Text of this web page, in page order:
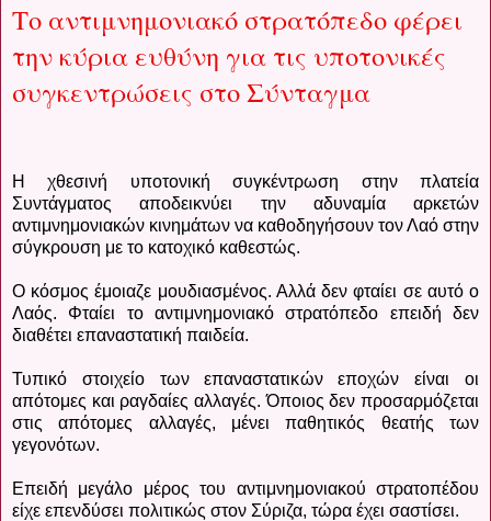
Το αντιμνημονιακό στρατόπεδο φέρει
την κύρια ευθύνη για τις υποτονικές
συγκεντρώσεις στο Σύνταγμα
Η χθεσινή υποτονική συγκέντρωση στην πλατεία
Συντάγματος αποδεικνύει την αδυναμία αρκετών
αντιμνημονιακών κινημάτων να καθοδηγήσουν τον Λαό στην
σύγκρουση με το κατοχικό καθεστώς.
Ο κόσμος έμοιαζε μουδιασμένος. Αλλά δεν φταίει σε αυτό ο
Λαός. Φταίει το αντιμνημονιακό στρατόπεδο επειδή δεν
διαθέτει επαναστατική παιδεία.
Τυπικό στοιχείο των επαναστατικών εποχών είναι οι
απότομες και ραγδαίες αλλαγές. Όποιος δεν προσαρμόζεται
στις απότομες αλλαγές, μένει παθητικός θεατής των
γεγονότων.
Επειδή μεγάλο μέρος του αντιμνημονιακού στρατοπέδου
είχε επενδύσει πολιτικώς στον Σύριζα, τώρα έχει σαστίσει.